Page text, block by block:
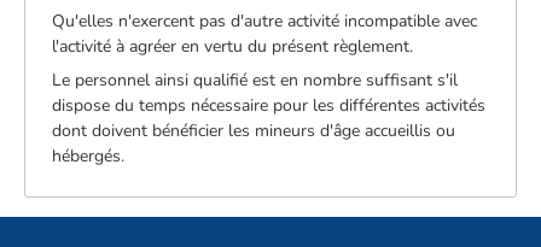
Qu'elles n'exercent pas d'autre activité incompatible avec
l'activité à agréer en vertu du présent règlement.
Le personnel ainsi qualifié est en nombre suffisant s'il
dispose du temps nécessaire pour les différentes activités
dont doivent bénéficier les mineurs d'âge accueillis ou
hébergés.